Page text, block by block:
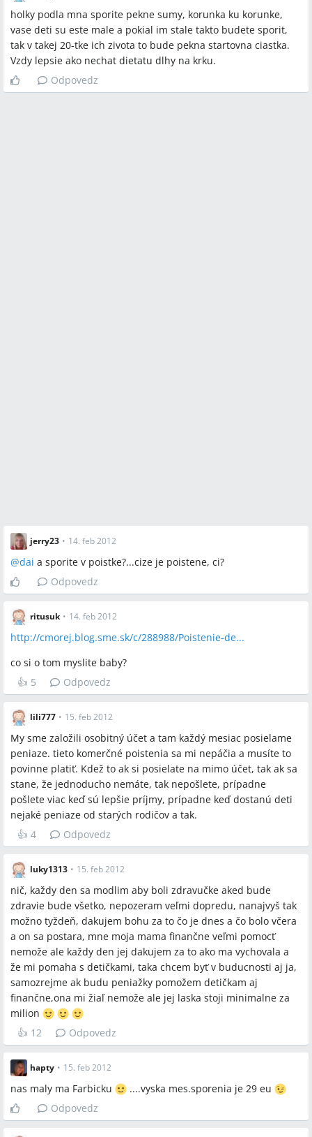
holky podla mna sporite pekne sumy, korunka ku korunke,
vase deti su este male a pokial im stale takto budete sporit,
tak v takej 20-tke ich zivota to bude pekna startovna ciastka.
Vzdy lepsie ako nechat dietatu dlhy na krku.
Odpovedz
jerry23 • 14. feb 2012
@dai a sporite v poistke?...cize je poistene, ci?
Odpovedz
ritusuk • 14. feb 2012
http://cmorej.blog.sme.sk/c/288988/Poistenie-de...
co si o tom myslite baby?
👍 5 Odpovedz
lili777 • 15. feb 2012
My sme založili osobitný účet a tam každý mesiac posielame
peniaze. tieto komerčné poistenia sa mi nepáčia a musíte to
povinne platiť. Kdež to ak si posielate na mimo účet, tak ak sa
stane, že jednoducho nemáte, tak nepošlete, prípadne
pošlete viac keď sú lepšie príjmy, prípadne keď dostanú deti
nejaké peniaze od starých rodičov a tak.
👍 4 Odpovedz
luky1313 • 15. feb 2012
nič, každy den sa modlim aby boli zdravučke aked bude
zdravie bude všetko, nepozeram veľmi dopredu, nanajvyš tak
možno tyždeň, dakujem bohu za to čo je dnes a čo bolo včera
a on sa postara, mne moja mama finančne veľmi pomocť
nemože ale každy den jej dakujem za to ako ma vychovala a
že mi pomaha s detičkami, taka chcem byť v buducnosti aj ja,
samozrejme ak budu peniažky pomožem detičkam aj
finančne,ona mi žiaľ nemože ale jej laska stoji minimalne za
milion
👍 12 Odpovedz
hapty • 15. feb 2012
nas maly ma Farbicku
....vyska mes.sporenia je 29 eu
Odpovedz